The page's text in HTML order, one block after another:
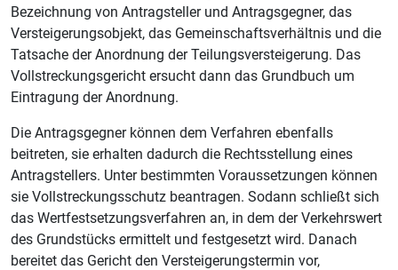
Bezeichnung von Antragsteller und Antragsgegner, das
Versteigerungsobjekt, das Gemeinschaftsverhältnis und die
Tatsache der Anordnung der Teilungsversteigerung. Das
Vollstreckungsgericht ersucht dann das Grundbuch um
Eintragung der Anordnung.
Die Antragsgegner können dem Verfahren ebenfalls
beitreten, sie erhalten dadurch die Rechtsstellung eines
Antragstellers. Unter bestimmten Voraussetzungen können
sie Vollstreckungsschutz beantragen. Sodann schließt sich
das Wertfestsetzungsverfahren an, in dem der Verkehrswert
des Grundstücks ermittelt und festgesetzt wird. Danach
bereitet das Gericht den Versteigerungstermin vor,